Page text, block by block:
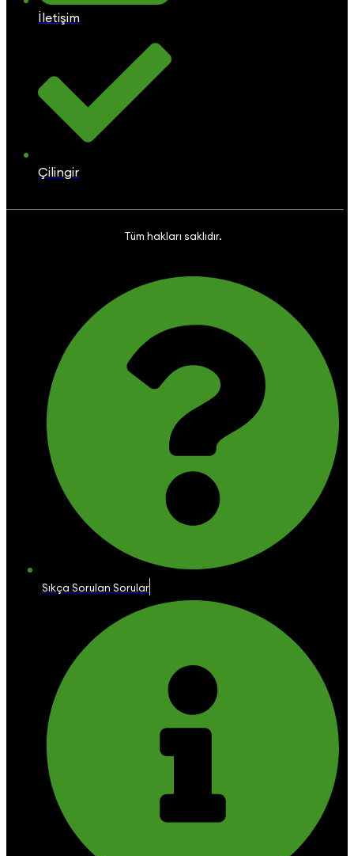
İletişim
Çilingir
Tüm hakları saklıdır.
Sıkça Sorulan Sorular